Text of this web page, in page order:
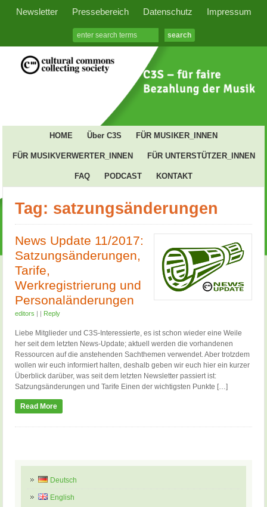
Newsletter Pressebereich Datenschutz Impressum
HOME Über C3S FÜR MUSIKER_INNEN
FÜR MUSIKVERWERTER_INNEN FÜR UNTERSTÜTZER_INNEN
FAQ PODCAST KONTAKT
Tag: satzungsänderungen
News Update 11/2017:
Satzungsänderungen,
Tarife,
Werkregistrierung und
Personaländerungen
editors | | Reply
Liebe Mitglieder und C3S-Interessierte, es ist schon wieder eine Weile
her seit dem letzten News-Update; aktuell werden die vorhandenen
Ressourcen auf die anstehenden Sachthemen verwendet. Aber trotzdem
wollen wir euch informiert halten, deshalb geben wir euch hier ein kurzer
Überblick darüber, was seit dem letzten Newsletter passiert ist:
Satzungsänderungen und Tarife Einen der wichtigsten Punkte […]
Read More
Deutsch
English